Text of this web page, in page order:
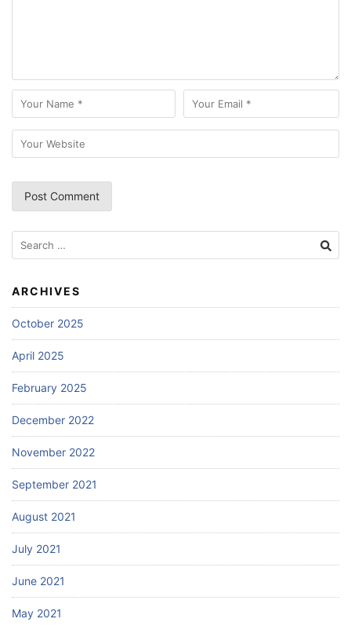
Search
for:
ARCHIVES
October 2025
April 2025
February 2025
December 2022
November 2022
September 2021
August 2021
July 2021
June 2021
May 2021